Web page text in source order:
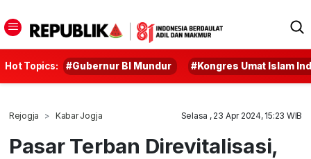
Hot Topics: #Gubernur BI Mundur #Kongres Umat Islam
Rejogja Kabar Jogja Selasa , 23 Apr 2024, 15:23 WIB
Pasar Terban Direvitalisasi,